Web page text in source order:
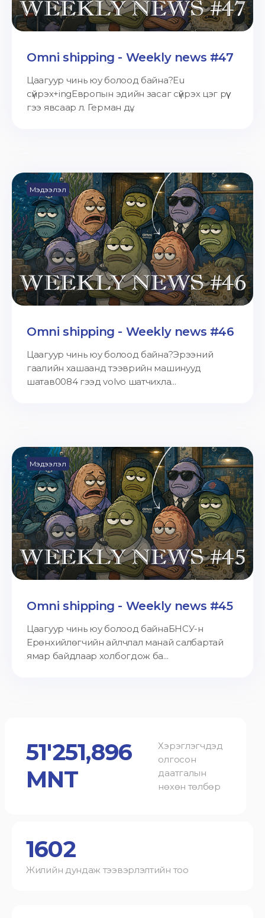
Omni shipping - Weekly news #47
Цаагуур чинь юу болоод байна?Eu
сүйрэх+ingЕвропын эдийн засаг сүйрэх цэг рүү
гээ явсаар л. Герман дү...
Мэдээлэл
Omni shipping - Weekly news #46
Цаагуур чинь юу болоод байна?Эрээний
гаалийн хашаанд тээврийн машинууд
шатав0084 гээд volvo шатчихла...
Мэдээлэл
Omni shipping - Weekly news #45
Цаагуур чинь юу болоод байнаБНСУ-н
Ерөнхийлөгчийн айлчлал манай салбартай
ямар байдлаар холбогдож ба...
51'251,896
MNT
Хэрэглэгчдэд
олгосон
даатгалын
нөхөн төлбөр
1602
Жилийн дундаж тээвэрлэлтийн тоо